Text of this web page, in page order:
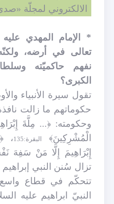
الالكتروني لمجلّة
* الإمام المهدي
تعالى في أرضه،
نفهم حاكميّته
الكبرى؟
تقول سيرة الأنبياء
حكوماتهم ما زالت
وحكومته: ﴿... مِلَّةَ
الْمُشْرِكِينَ﴾
البقرة:135
،
إِبْرَاهِيمَ إِلَّا مَنْ سَفِهَ
تزال سُنن النبي
تتحكّم في قطاع
النبيّ ابراهيم عليه